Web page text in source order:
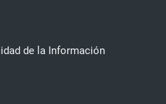
de la Información